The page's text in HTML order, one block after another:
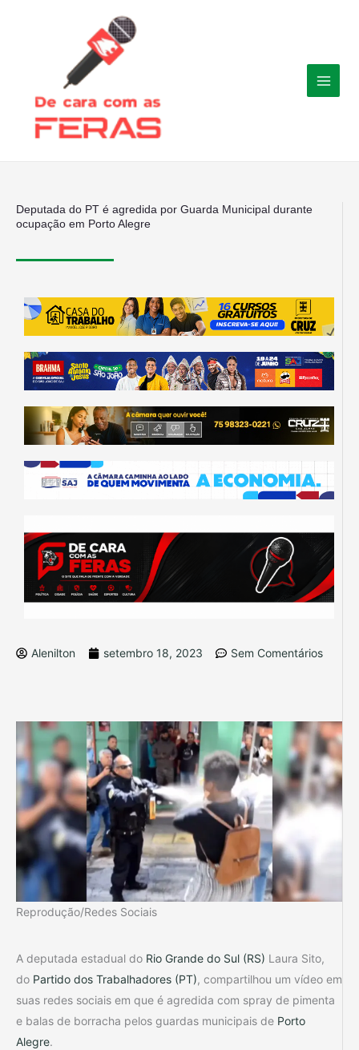
Deputada do PT é agredida por Guarda Municipal durante
ocupação em Porto Alegre
Alenilton setembro 18, 2023 Sem Comentários
Reprodução/Redes Sociais
A deputada estadual do Rio Grande do Sul (RS) Laura Sito,
do Partido dos Trabalhadores (PT), compartilhou um vídeo em
suas redes sociais em que é agredida com spray de pimenta
e balas de borracha pelos guardas municipais de Porto
Alegre.